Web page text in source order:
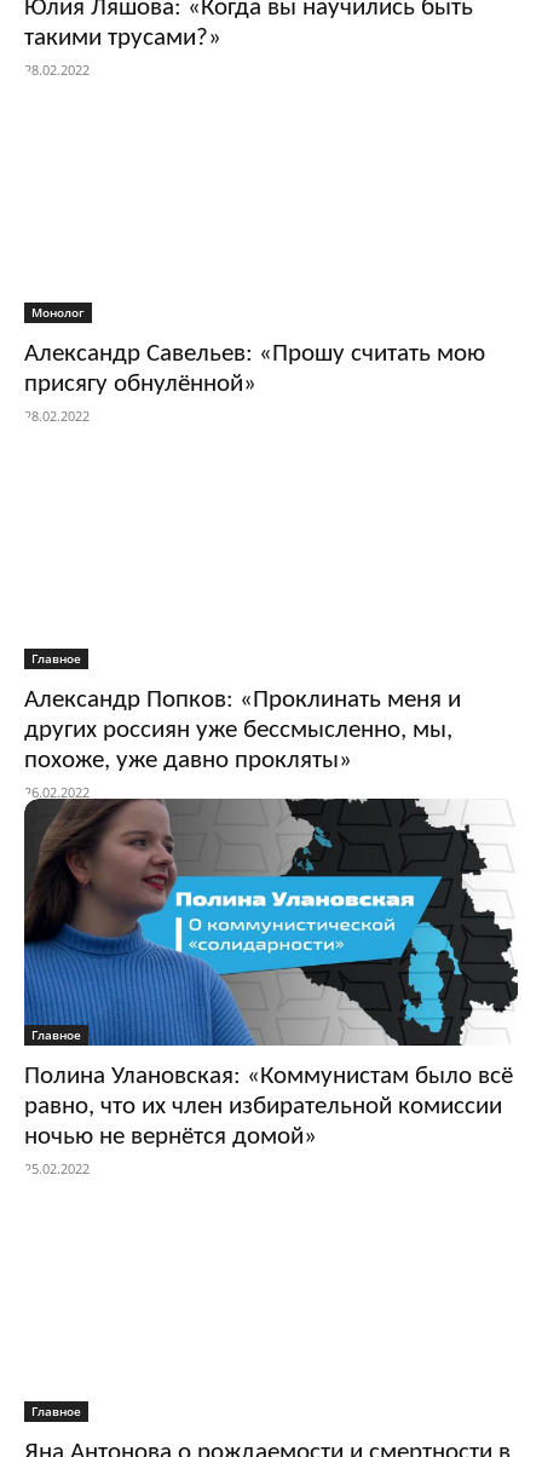
Юлия Ляшова: «Когда вы научились быть
такими трусами?»
28.02.2022
Монолог
Александр Савельев: «Прошу считать мою
присягу обнулённой»
28.02.2022
Главное
Александр Попков: «Проклинать меня и
других россиян уже бессмысленно, мы,
похоже, уже давно прокляты»
26.02.2022
Главное
Полина Улановская: «Коммунистам было всё
равно, что их член избирательной комиссии
ночью не вернётся домой»
25.02.2022
Главное